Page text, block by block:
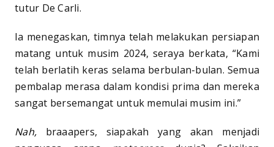
tutur De Carli.
Ia menegaskan, timnya telah melakukan persiapan
matang untuk musim 2024, seraya berkata, “Kami
telah berlatih keras selama berbulan-bulan. Semua
pembalap merasa dalam kondisi prima dan mereka
sangat bersemangat untuk memulai musim ini.”
Nah, braaapers, siapakah yang akan menjadi